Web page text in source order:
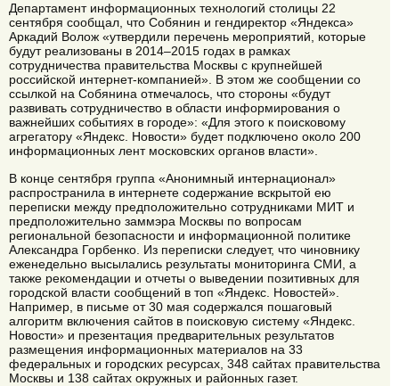
Департамент информационных технологий столицы 22
сентября сообщал, что Собянин и гендиректор «Яндекса»
Аркадий Волож «утвердили перечень мероприятий, которые
будут реализованы в 2014–2015 годах в рамках
сотрудничества правительства Москвы с крупнейшей
российской интернет-компанией». В этом же сообщении со
ссылкой на Собянина отмечалось, что стороны «будут
развивать сотрудничество в области информирования о
важнейших событиях в городе»: «Для этого к поисковому
агрегатору «Яндекс. Новости» будет подключено около 200
информационных лент московских органов власти».
В конце сентября группа «Анонимный интернационал»
распространила в интернете содержание вскрытой ею
переписки между предположительно сотрудниками МИТ и
предположительно заммэра Москвы по вопросам
региональной безопасности и информационной политике
Александра Горбенко. Из переписки следует, что чиновнику
еженедельно высылались результаты мониторинга СМИ, а
также рекомендации и отчеты о выведении позитивных для
городской власти сообщений в топ «Яндекс. Новостей».
Например, в письме от 30 мая содержался пошаговый
алгоритм включения сайтов в поисковую систему «Яндекс.
Новости» и презентация предварительных результатов
размещения информационных материалов на 33
федеральных и городских ресурсах, 348 сайтах правительства
Москвы и 138 сайтах окружных и районных газет.